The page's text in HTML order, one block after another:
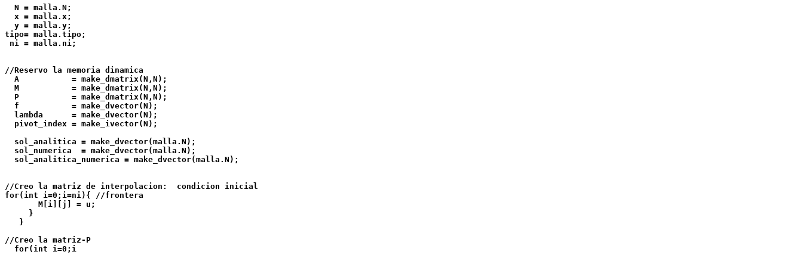
  N = malla.N;
  x = malla.x;
  y = malla.y;
tipo= malla.tipo;
ni = malla.ni;
//Reservo la memoria dinamica
  A           = make_dmatrix(N,N);
  M           = make_dmatrix(N,N);
  P           = make_dmatrix(N,N);
  f           = make_dvector(N);
  lambda      = make_dvector(N);
  pivot_index = make_ivector(N);
  sol_analitica = make_dvector(malla.N);
  sol_numerica  = make_dvector(malla.N);
  sol_analitica_numerica = make_dvector(malla.N);
//Creo la matriz de interpolacion:  condicion inicial
for(int i=0;i=ni){ //frontera
       M[i][j] = u;
     }
   }
//Creo la matriz-P
  for(int i=0;i